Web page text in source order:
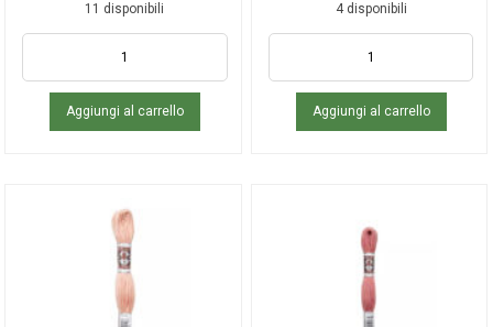
11 disponibili
Aggiungi al carrello
4 disponibili
Aggiungi al carrello